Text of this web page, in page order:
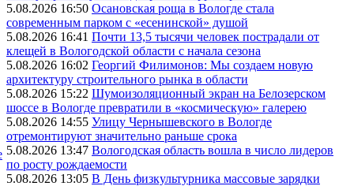
5.08.2026 16:50 Осановская роща в Вологде стала
современным парком с «есенинской» душой
5.08.2026 16:41 Почти 13,5 тысячи человек пострадали от
клещей в Вологодской области с начала сезона
5.08.2026 16:02 Георгий Филимонов: Мы создаем новую
архитектуру строительного рынка в области
5.08.2026 15:22 Шумоизоляционный экран на Белозерском
шоссе в Вологде превратили в «космическую» галерею
5.08.2026 14:55 Улицу Чернышевского в Вологде
отремонтируют значительно раньше срока
5.08.2026 13:47 Вологодская область вошла в число лидеров
по росту рождаемости
5.08.2026 13:05 В День физкультурника массовые зарядки